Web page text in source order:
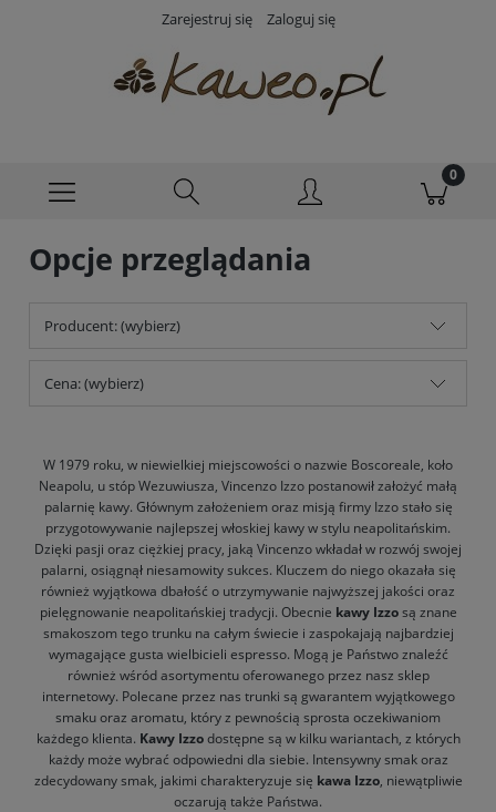
Zarejestruj się Zaloguj się
Opcje przeglądania
Producent: (wybierz)
Cena: (wybierz)
W 1979 roku, w niewielkiej miejscowości o nazwie Boscoreale, koło
Neapolu, u stóp Wezuwiusza, Vincenzo Izzo postanowił założyć małą
palarnię kawy. Głównym założeniem oraz misją firmy Izzo stało się
przygotowywanie najlepszej włoskiej kawy w stylu neapolitańskim.
Dzięki pasji oraz ciężkiej pracy, jaką Vincenzo wkładał w rozwój swojej
palarni, osiągnął niesamowity sukces. Kluczem do niego okazała się
również wyjątkowa dbałość o utrzymywanie najwyższej jakości oraz
pielęgnowanie neapolitańskiej tradycji. Obecnie kawy Izzosą znane
smakoszom tego trunku na całym świecie i zaspokajają najbardziej
wymagające gusta wielbicieli espresso. Mogą je Państwo znaleźć
również wśród asortymentu oferowanego przez nasz sklep
internetowy. Polecane przez nas trunki są gwarantem wyjątkowego
smaku oraz aromatu, który z pewnością sprosta oczekiwaniom
każdego klienta. Kawy Izzodostępne są w kilku wariantach, z których
każdy może wybrać odpowiedni dla siebie. Intensywny smak oraz
zdecydowany smak, jakimi charakteryzuje się kawa Izzo, niewątpliwie
oczarują także Państwa.